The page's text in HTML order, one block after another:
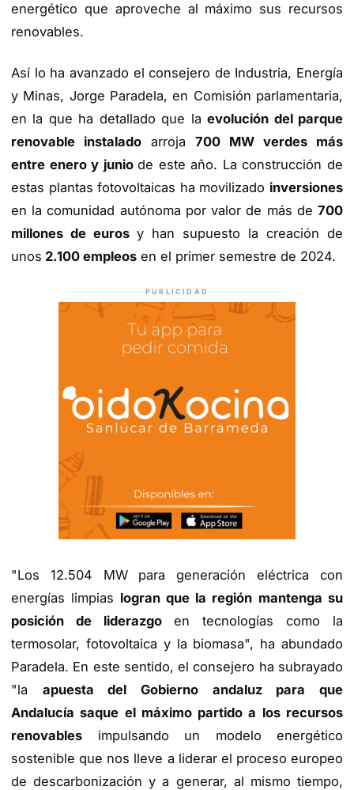
energético que aproveche al máximo sus recursos
renovables.
Así lo ha avanzado el consejero de Industria, Energía
y Minas, Jorge Paradela, en Comisión parlamentaria,
en la que ha detallado que laevolución del parque
renovable instalado arroja 700 MW verdes más
entre enero y juniode este año. La construcción de
estas plantas fotovoltaicas ha movilizado inversiones
en la comunidad autónoma por valor de más de 700
millones de euros y han supuesto la creación de
unos 2.100 empleos en el primer semestre de 2024.
PUBLICIDAD
"Los 12.504 MW para generación eléctrica con
energías limpias logran que la región mantenga su
posición de liderazgo en tecnologías como la
termosolar, fotovoltaica y la biomasa", ha abundado
Paradela. En este sentido, el consejero ha subrayado
"la apuesta del Gobierno andaluz para que
Andalucía saque el máximo partido a los recursos
renovables impulsando un modelo energético
sostenible que nos lleve a liderar el proceso europeo
de descarbonización y a generar, al mismo tiempo,